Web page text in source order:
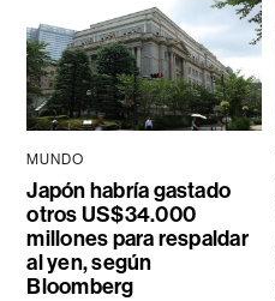
MUNDO
Japón habría gastado
otros US$34.000
millones para respaldar
al yen, según
Bloomberg